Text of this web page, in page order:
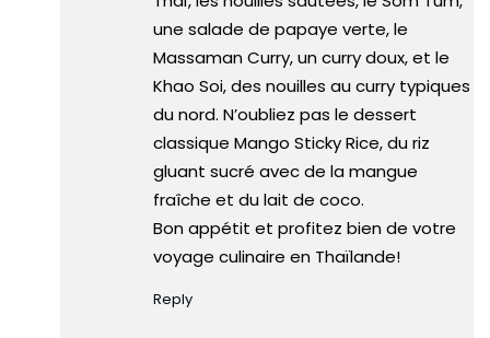
une salade de papaye verte, le
Massaman Curry, un curry doux, et le
Khao Soi, des nouilles au curry typiques
du nord. N’oubliez pas le dessert
classique Mango Sticky Rice, du riz
gluant sucré avec de la mangue
fraîche et du lait de coco.
Bon appétit et profitez bien de votre
voyage culinaire en Thaïlande!
Reply